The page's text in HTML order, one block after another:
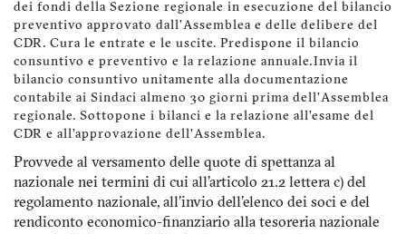
dei fondi della Sezione regionale in esecuzione del bilancio
preventivo approvato dall’Assemblea e delle delibere del
CDR. Cura le entrate e le uscite. Predispone il bilancio
consuntivo e preventivo e la relazione annuale. Invia il
bilancio consuntivo unitamente alla documentazione
contabile ai Sindaci almeno 30 giorni prima dell’Assemblea
regionale. Sottopone i bilanci e la relazione all’esame del
CDR e all’approvazione dell’Assemblea.
Provvede al versamento delle quote di spettanza al
nazionale nei termini di cui all'articolo 21.2 lettera c) del
regolamento nazionale, all'invio dell'elenco dei soci e del
rendiconto economico-finanziario alla tesoreria nazionale